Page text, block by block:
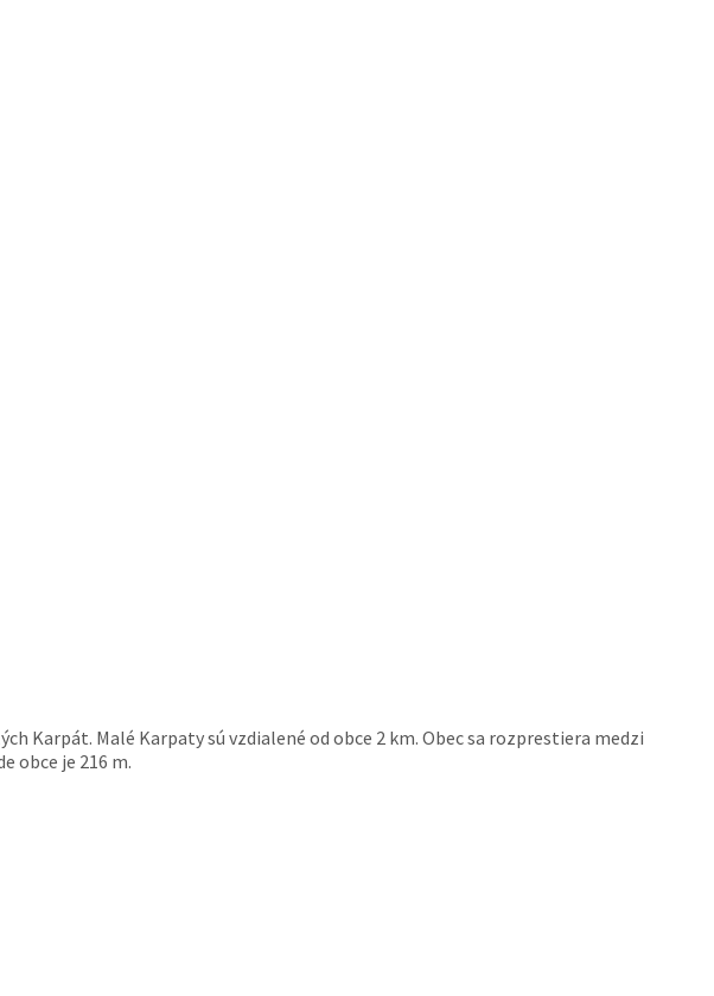
Karpát. Malé Karpaty sú vzdialené od obce 2 km. Obec sa rozprestiera medzi
obce je 216 m.